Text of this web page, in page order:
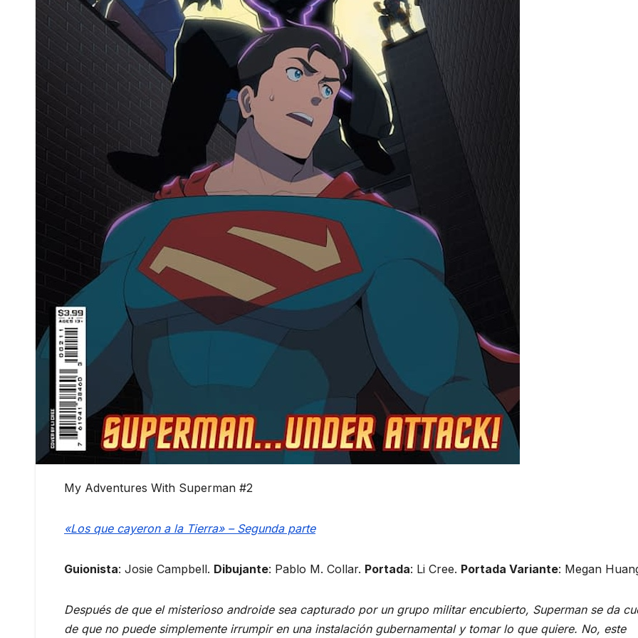
My Adventures With Superman #2
«Los que cayeron a la Tierra» – Segunda parte
Guionista: Josie Campbell. Dibujante: Pablo M. Collar. Portada: Li Cree. Portada Variante: Megan
Después de que el misterioso androide sea capturado por un grupo militar encubierto, Superman se da
de que no puede simplemente irrumpir en una instalación gubernamental y tomar lo que quiere. No, este